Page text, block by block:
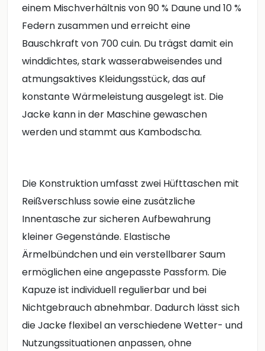
einem Mischverhältnis von 90 % Daune und 10 %
Federn zusammen und erreicht eine
Bauschkraft von 700 cuin. Du trägst damit ein
winddichtes, stark wasserabweisendes und
atmungsaktives Kleidungsstück, das auf
konstante Wärmeleistung ausgelegt ist. Die
Jacke kann in der Maschine gewaschen
werden und stammt aus Kambodscha.
Die Konstruktion umfasst zwei Hüfttaschen mit
Reißverschluss sowie eine zusätzliche
Innentasche zur sicheren Aufbewahrung
kleiner Gegenstände. Elastische
Ärmelbündchen und ein verstellbarer Saum
ermöglichen eine angepasste Passform. Die
Kapuze ist individuell regulierbar und bei
Nichtgebrauch abnehmbar. Dadurch lässt sich
die Jacke flexibel an verschiedene Wetter- und
Nutzungssituationen anpassen, ohne